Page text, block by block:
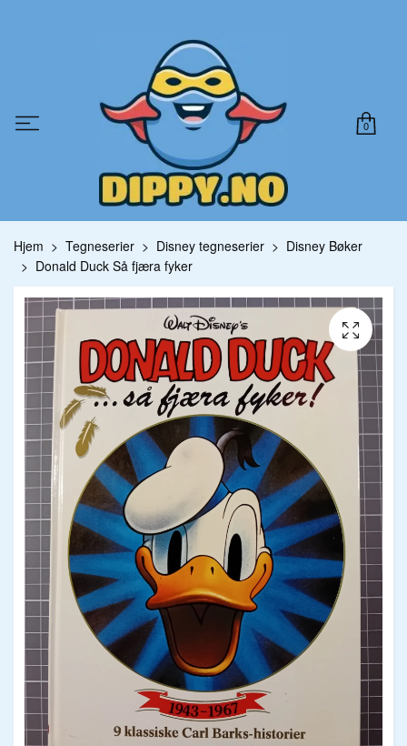
0
Hjem Tegneserier Disney tegneserier
Disney Bøker
Donald Duck Så fjæra fyker